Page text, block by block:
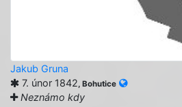
Jakub Gruna
7. únor 1842 , Bohutice
Neznámo kdy